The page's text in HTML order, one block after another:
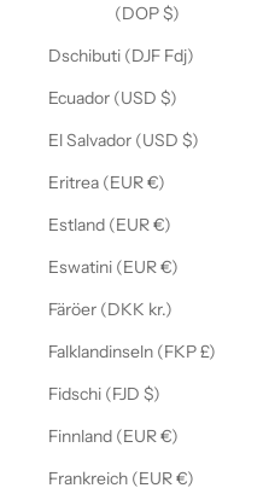
(DOP $)
Dschibuti (DJF Fdj)
Ecuador (USD $)
El Salvador (USD $)
Eritrea (EUR €)
Estland (EUR €)
Eswatini (EUR €)
Färöer (DKK kr.)
Falklandinseln (FKP £)
Fidschi (FJD $)
Finnland (EUR €)
Frankreich (EUR €)